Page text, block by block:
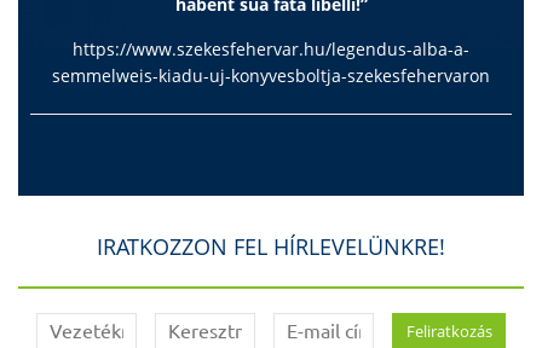
habent sua fata libelli!”
https://www.szekesfehervar.hu/legendus-alba-a-
semmelweis-kiadu-uj-konyvesboltja-szekesfehervaron
IRATKOZZON FEL HÍRLEVELÜNKRE!